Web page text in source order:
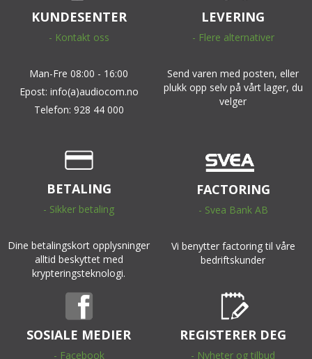
KUNDESENTER
- Kontakt oss
Man-Fre 08:00 - 16:00
Epost: info(a)audiocom.no
Telefon: 928 44 000
LEVERING
- Flere alternativer
Send varen med posten, eller
plukk opp selv på vårt lager, du
velger
BETALING
- Sikker betaling
Dine betalingskort opplysninger
alltid beskyttet med
krypteringsteknologi.
FACTORING
- Svea Bank AB
Vi benytter factoring til våre
bedriftskunder
SOSIALE MEDIER
- Facebook
REGISTERER DEG
- Nyheter og tilbud